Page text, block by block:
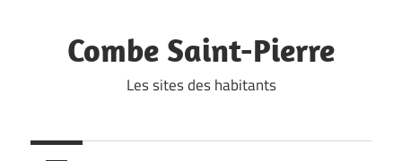
contentCombe Saint-Pierre
Les sites des habitants